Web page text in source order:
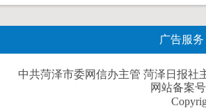
广告服务
中共菏泽市委网信办主管 菏泽日报社
网站备案